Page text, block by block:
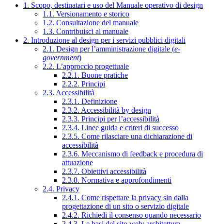
1. Scopo, destinatari e uso del Manuale operativo di design
1.1. Versionamento e storico
1.2. Consultazione del manuale
1.3. Contribuisci al manuale
2. Introduzione al design per i servizi pubblici digitali
2.1. Design per l’amministrazione digitale (e-
government)
2.2. L’approccio progettuale
2.2.1. Buone pratiche
2.2.2. Principi
2.3. Accessibilità
2.3.1. Definizione
2.3.2. Accessibilità by design
2.3.3. Principi per l’accessibilità
2.3.4. Linee guida e criteri di successo
2.3.5. Come rilasciare una dichiarazione di
accessibilità
2.3.6. Meccanismo di feedback e procedura di
attuazione
2.3.7. Obiettivi accessibilità
2.3.8. Normativa e approfondimenti
2.4. Privacy
2.4.1. Come rispettare la privacy sin dalla
progettazione di un sito o servizio digitale
2.4.2. Richiedi il consenso quando necessario